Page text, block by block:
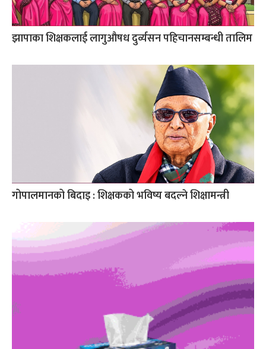
झापाका शिक्षकलाई लागुऔषध दुर्व्यसन पहिचानसम्बन्धी तालिम
गोपालमानको बिदाइ : शिक्षकको भविष्य बदल्ने शिक्षामन्त्री